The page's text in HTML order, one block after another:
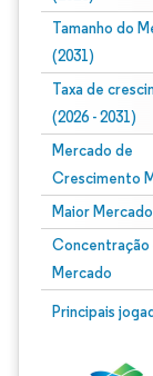
Tamanho do
(2031)
Taxa de
(2026 - 2031)
Mercado de
Crescimento
Maior Mercado
Concentração
Mercado
Principais
Imagem ©